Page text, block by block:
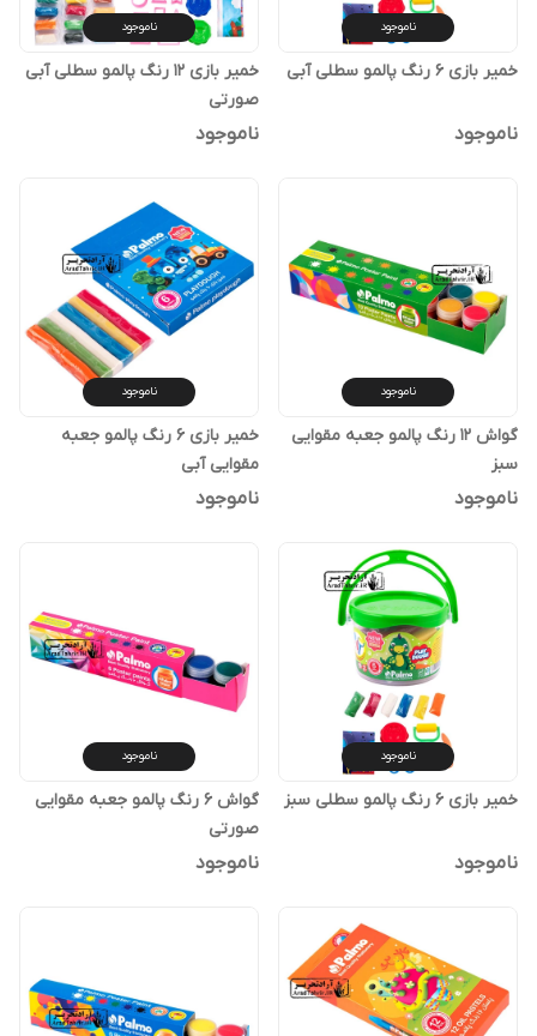
ناموجود
خمیر بازی 6 رنگ پالمو سطلی آبی
ناموجود
ناموجود
خمیر بازی 12 رنگ پالمو سطلی آبی
صورتی
ناموجود
ناموجود
گواش 12 رنگ پالمو جعبه مقوایی
سبز
ناموجود
ناموجود
خمیر بازی 6 رنگ پالمو جعبه
مقوایی آبی
ناموجود
ناموجود
خمیر بازی 6 رنگ پالمو سطلی سبز
ناموجود
ناموجود
گواش 6 رنگ پالمو جعبه مقوایی
صورتی
ناموجود